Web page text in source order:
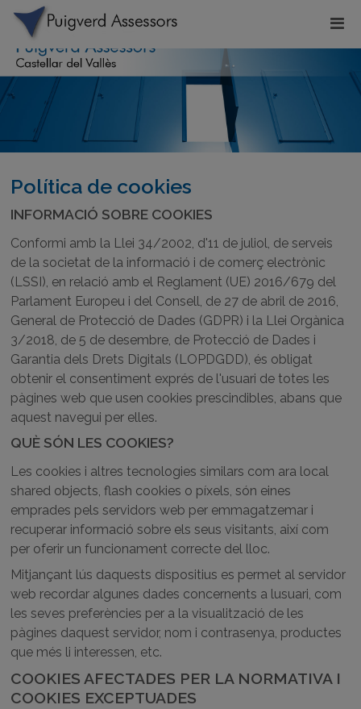
Política de cookies
INFORMACIÓ SOBRE COOKIES
Conformi amb la Llei 34/2002, d'11 de juliol, de serveis
de la societat de la informació i de comerç electrònic
(LSSI), en relació amb el Reglament (UE) 2016/679 del
Parlament Europeu i del Consell, de 27 de abril de 2016,
General de Protecció de Dades (GDPR) i la Llei Orgànica
3/2018, de 5 de desembre, de Protecció de Dades i
Garantia dels Drets Digitals (LOPDGDD), és obligat
obtenir el consentiment exprés de l'usuari de totes les
pàgines web que usen cookies prescindibles, abans que
aquest navegui per elles.
QUÈ SÓN LES COOKIES?
Les cookies i altres tecnologies similars com ara local
shared objects, flash cookies o píxels, són eines
emprades pels servidors web per emmagatzemar i
recuperar informació sobre els seus visitants, així com
per oferir un funcionament correcte del lloc.
Mitjançant lús daquests dispositius es permet al servidor
web recordar algunes dades concernents a lusuari, com
les seves preferències per a la visualització de les
pàgines daquest servidor, nom i contrasenya, productes
que més li interessen, etc.
COOKIES AFECTADES PER LA NORMATIVA I
COOKIES EXCEPTUADES